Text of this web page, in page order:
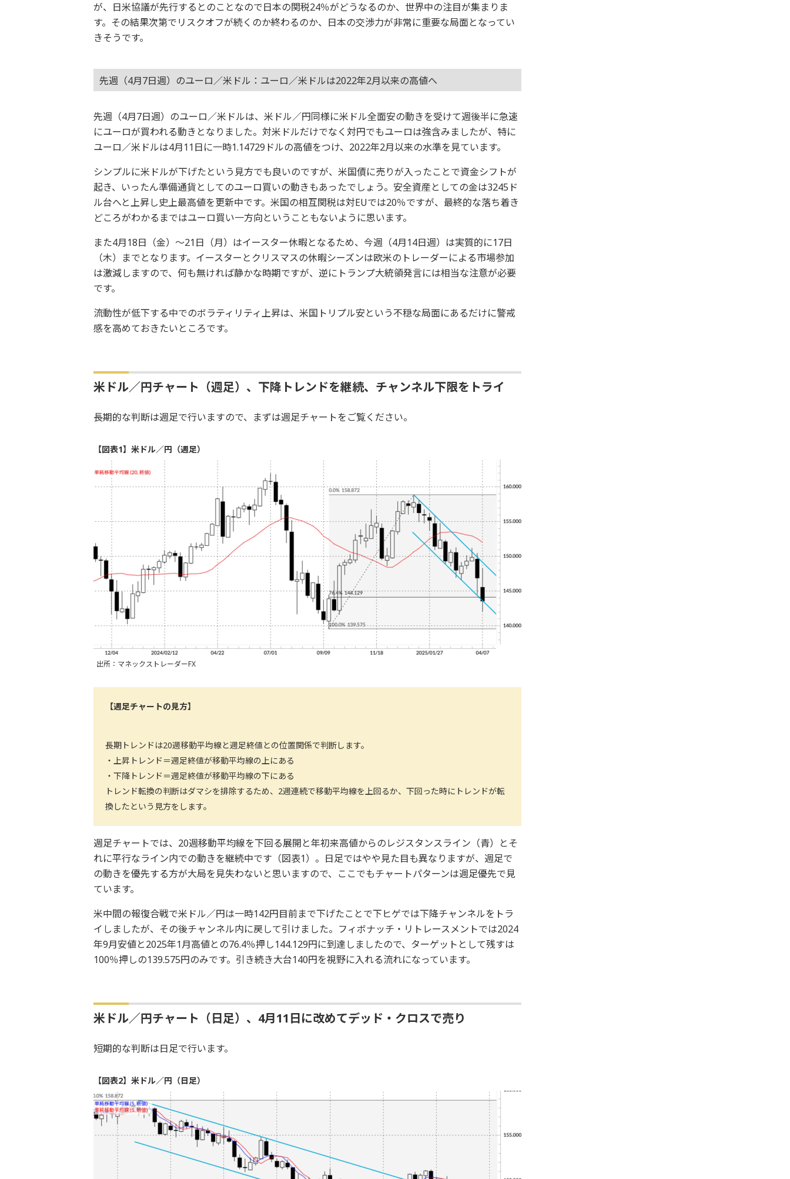
が、日米協議が先行するとのことなので日本の関税24％がどうなるのか、世界中の注目が集まりま
す。その結果次第でリスクオフが続くのか終わるのか、日本の交渉力が非常に重要な局面となってい
きそうです。
先週（4月7日週）のユーロ／米ドル：ユーロ／米ドルは2022年2月以来の高値へ
先週（4月7日週）のユーロ／米ドルは、米ドル／円同様に米ドル全面安の動きを受けて週後半に急速
にユーロが買われる動きとなりました。対米ドルだけでなく対円でもユーロは強含みましたが、特に
ユーロ／米ドルは4月11日に一時1.14729ドルの高値をつけ、2022年2月以来の水準を見ています。
シンプルに米ドルが下げたという見方でも良いのですが、米国債に売りが入ったことで資金シフトが
起き、いったん準備通貨としてのユーロ買いの動きもあったでしょう。安全資産としての金は3245ド
ル台へと上昇し史上最高値を更新中です。米国の相互関税は対EUでは20％ですが、最終的な落ち着き
どころがわかるまではユーロ買い一方向ということもないように思います。
また4月18日（金）～21日（月）はイースター休暇となるため、今週（4月14日週）は実質的に17日
（木）までとなります。イースターとクリスマスの休暇シーズンは欧米のトレーダーによる市場参加
は激減しますので、何も無ければ静かな時期ですが、逆にトランプ大統領発言には相当な注意が必要
です。
流動性が低下する中でのボラティリティ上昇は、米国トリプル安という不穏な局面にあるだけに警戒
感を高めておきたいところです。
米ドル／円チャート（週足）、下降トレンドを継続、チャンネル下限をトライ
長期的な判断は週足で行いますので、まずは週足チャートをご覧ください。
【図表1】米ドル／円（週足）
出所：マネックストレーダーFX
【週足チャートの見方】
長期トレンドは20週移動平均線と週足終値との位置関係で判断します。
・上昇トレンド＝週足終値が移動平均線の上にある
・下降トレンド＝週足終値が移動平均線の下にある
トレンド転換の判断はダマシを排除するため、2週連続で移動平均線を上回るか、下回った時にトレンドが転
換したという見方をします。
週足チャートでは、20週移動平均線を下回る展開と年初来高値からのレジスタンスライン（青）とそ
れに平行なライン内での動きを継続中です（図表1）。日足ではやや見た目も異なりますが、週足で
の動きを優先する方が大局を見失わないと思いますので、ここでもチャートパターンは週足優先で見
ています。
米中間の報復合戦で米ドル／円は一時142円目前まで下げたことで下ヒゲでは下降チャンネルをトラ
イしましたが、その後チャンネル内に戻して引けました。フィボナッチ・リトレースメントでは2024
年9月安値と2025年1月高値との76.4％押し144.129円に到達しましたので、ターゲットとして残すは
100％押しの139.575円のみです。引き続き大台140円を視野に入れる流れになっています。
米ドル／円チャート（日足）、4月11日に改めてデッド・クロスで売り
短期的な判断は日足で行います。
【図表2】米ドル／円（日足）